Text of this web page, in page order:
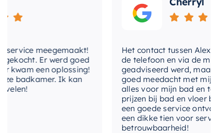
meegemaakt!
Er werd goed
een oplossing!
badkamer. Ik kan
Het contact tussen Alex en
de telefoon en via de mail,
geadviseerd werd, maar
goed meedacht met mij.
alles voor mijn bad en toilet
prijzen bij bad en vloer
een goede service
een dikke tien voor service,
betrouwbaarheid!